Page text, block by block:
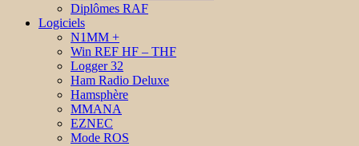
Diplômes RAF
Logiciels
N1MM +
Win REF HF – THF
Logger 32
Ham Radio Deluxe
Hamsphère
MMANA
EZNEC
Mode ROS